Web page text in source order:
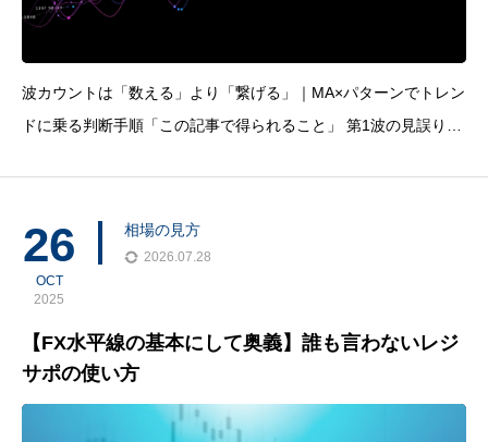
波カウントは「数える」より「繋げる」｜MA×パターンでトレン
ドに乗る判断手順「この記事で得られること」 第1波の見誤りを
26
OCT
2025
相場の見方
2026.07.28
【FX水平線の基本にして奥義】誰も言わないレジ
サポの使い方